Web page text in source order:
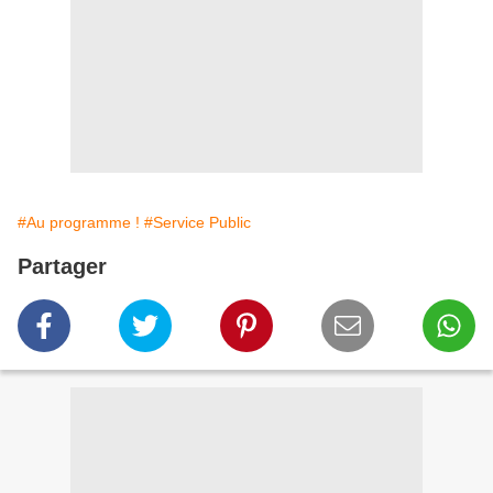
#Au programme ! #Service Public
Partager